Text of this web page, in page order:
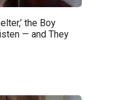
the Boy
— and They